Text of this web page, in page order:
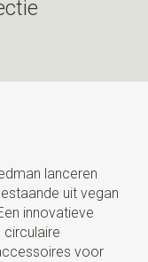
lanceren
uit vegan
innovatieve
circulaire
voor